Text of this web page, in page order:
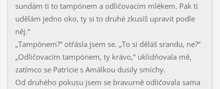
sundám ti to tampónem a odličovacím mlékem. Pak ti
udělám jedno oko, ty si to druhé zkusíš upravit podle
něj.“
„Tampónem?“ otřásla jsem se. „To si děláš srandu, ne?“
„Odličovacím tampónem, ty krávo,“ uklidňovala mě,
zatímco se Patricie s Amálkou dusily smíchy.
Od druhého pokusu jsem se bravurně odličovala sama